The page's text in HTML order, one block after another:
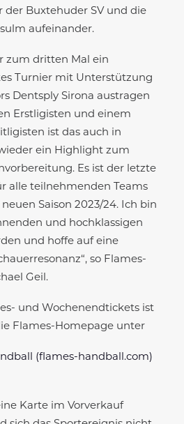
der Buxtehuder SV und die
aufeinander.
zum dritten Mal ein
Turnier mit Unterstützung
Dentsply Sirona austragen
Erstligisten und einem
ist das auch in
ein Highlight zum
Es ist der letzte
alle teilnehmenden Teams
Saison 2023/24. Ich bin
und hochklassigen
und hoffe auf eine
so Flames-
Geil.
und Wochenendtickets ist
Flames-Homepage unter
(flames-handball.com)
Karte im Vorverkauf